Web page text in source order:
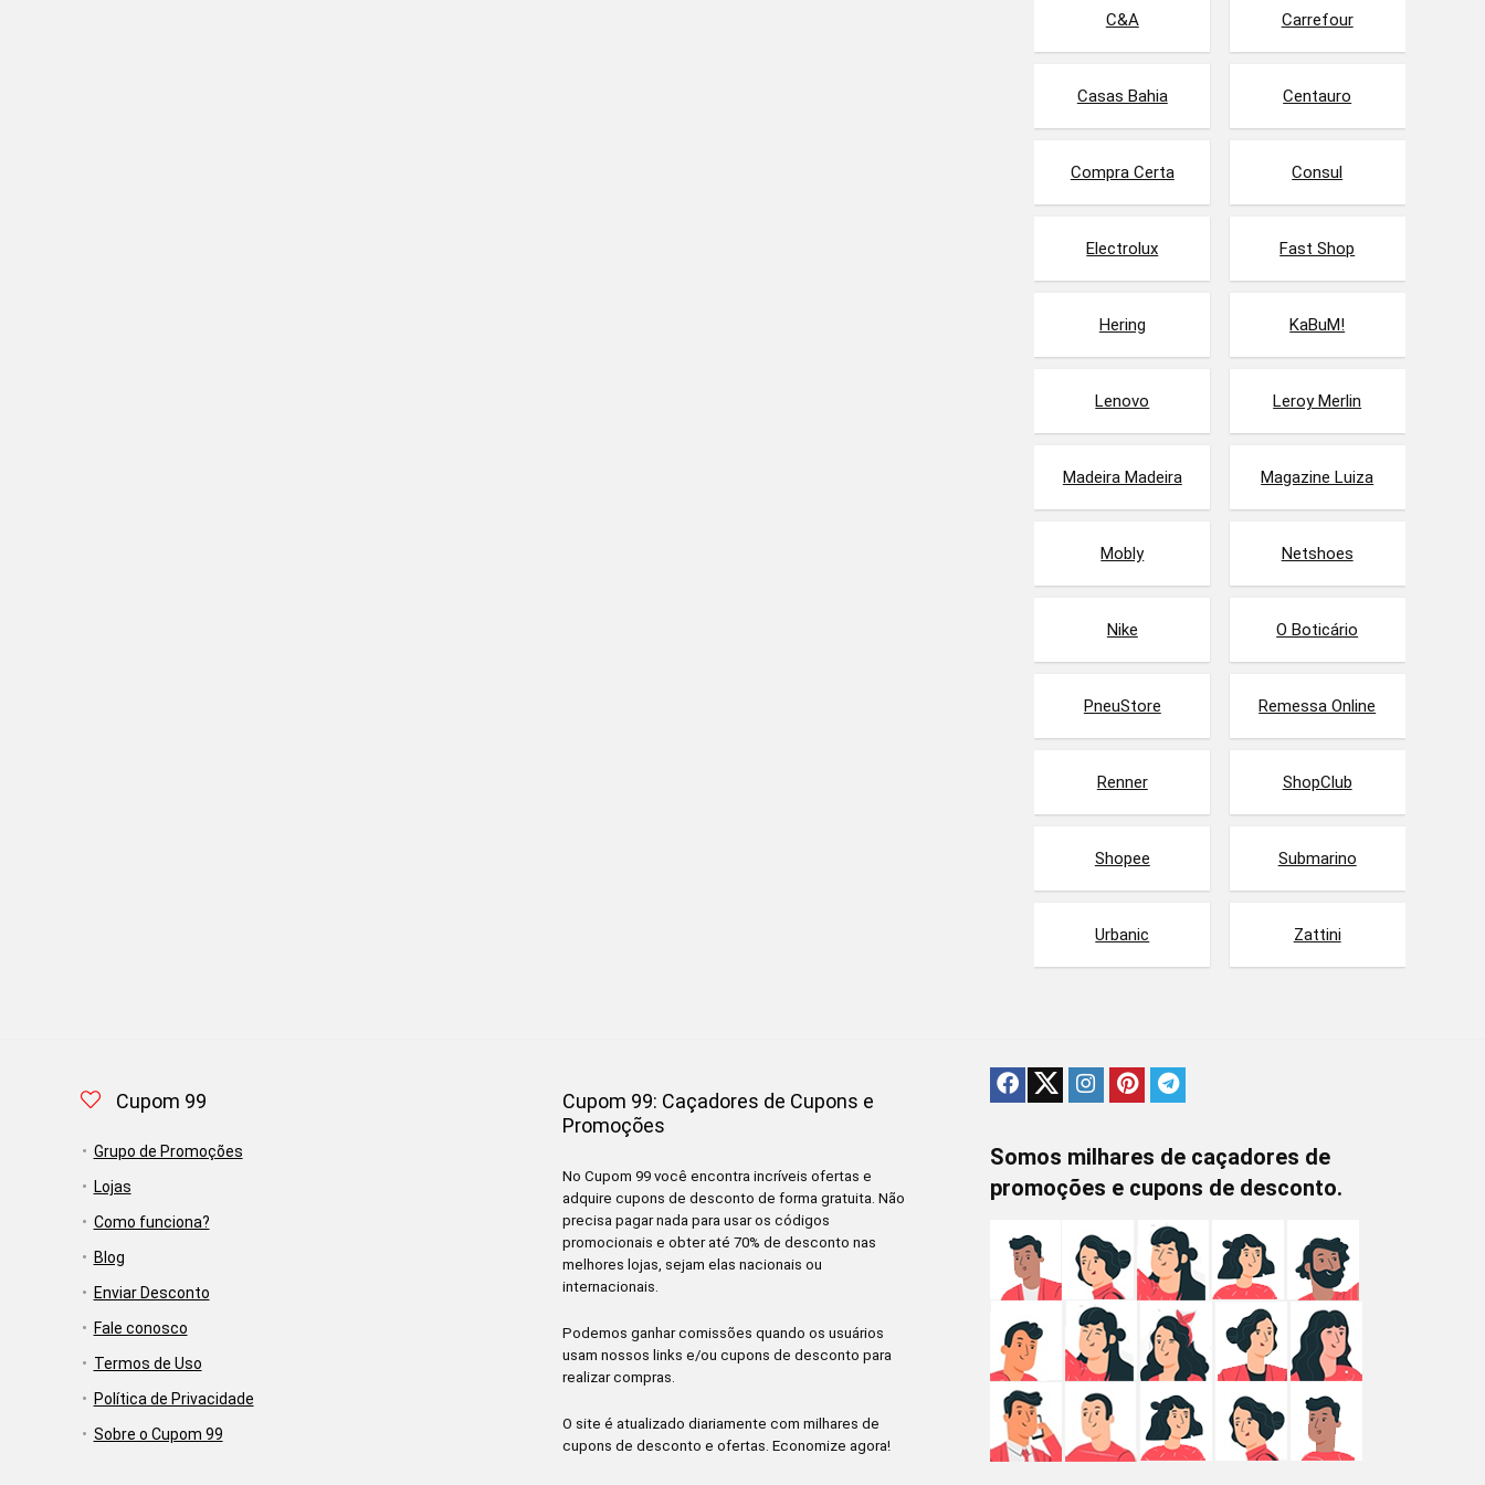
C&A Carrefour
Casas Bahia Centauro
Compra Certa Consul
Electrolux Fast Shop
Hering KaBuM!
Lenovo Leroy Merlin
Madeira Madeira Magazine Luiza
Mobly Netshoes
Nike O Boticário
PneuStore Remessa Online
Renner ShopClub
Shopee Submarino
Urbanic Zattini
Cupom 99
Grupo de Promoções
Lojas
Como funciona?
Blog
Enviar Desconto
Fale conosco
Termos de Uso
Política de Privacidade
Sobre o Cupom 99
Cupom 99: Caçadores de Cupons e
Promoções
No Cupom 99 você encontra incríveis ofertas e
adquire cupons de desconto de forma gratuita. Não
precisa pagar nada para usar os códigos
promocionais e obter até 70% de desconto nas
melhores lojas, sejam elas nacionais ou
internacionais.
Podemos ganhar comissões quando os usuários
usam nossos links e/ou cupons de desconto para
realizar compras.
O site é atualizado diariamente com milhares de
cupons de desconto e ofertas. Economize agora!
Somos milhares de caçadores de
promoções e cupons de desconto.